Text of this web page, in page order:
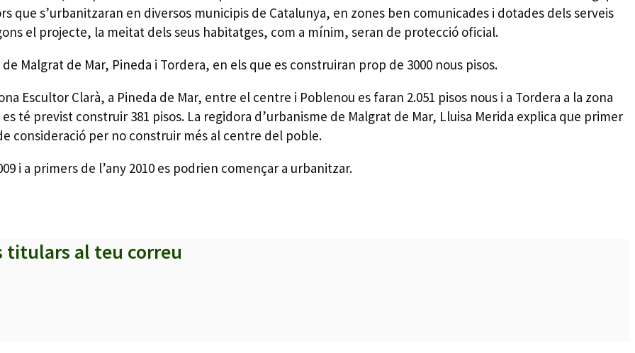
que s’urbanitzaran en diversos municipis de Catalunya, en zones ben comunicades i dotades dels serveis
el projecte, la meitat dels seus habitatges, com a mínim, seran de protecció oficial.
Malgrat de Mar, Pineda i Tordera, en els que es construiran prop de 3000 nous pisos.
Escultor Clarà, a Pineda de Mar, entre el centre i Poblenou es faran 2.051 pisos nous i a Tordera a la zona
té previst construir 381 pisos. La regidora d’urbanisme de Malgrat de Mar, Lluisa Merida explica que primer
consideració per no construir més al centre del poble.
i a primers de l’any 2010 es podrien començar a urbanitzar.
titulars al teu correu